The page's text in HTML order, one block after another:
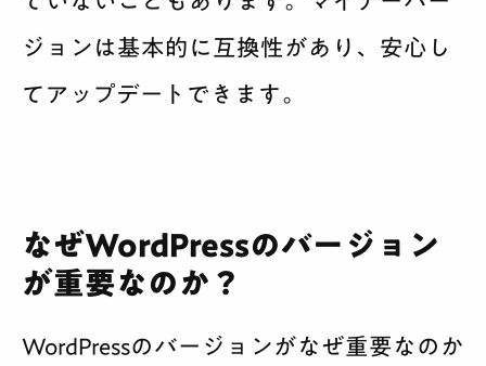
ジョンは基本的に互換性があり、安心し
てアップデートできます。
なぜWordPressのバージョン
が重要なのか？
WordPressのバージョンがなぜ重要なのか